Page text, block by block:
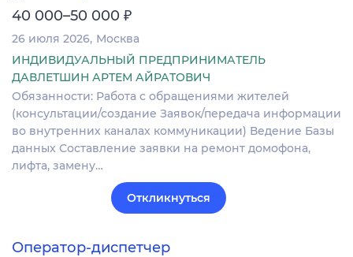
40 000–50 000 ₽
26 июля 2026 Москва
ИНДИВИДУАЛЬНЫЙ ПРЕДПРИНИМАТЕЛЬ
ДАВЛЕТШИН АРТЕМ АЙРАТОВИЧ
Обязанности: Работа с обращениями жителей
(консультации/создание Заявок/передача информации
во внутренних каналах коммуникации) Ведение Базы
данных Составление заявки на ремонт домофона,
лифта, замену…
Откликнуться
Оператор-диспетчер